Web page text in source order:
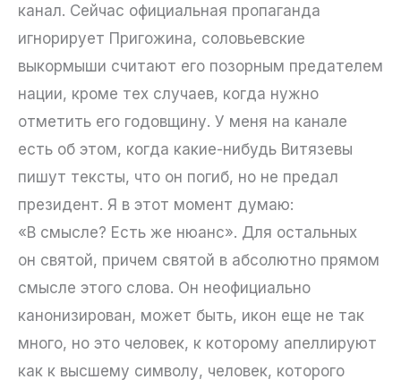
канал. Сейчас официальная пропаганда
игнорирует Пригожина, соловьевские
выкормыши считают его позорным предателем
нации, кроме тех случаев, когда нужно
отметить его годовщину. У меня на канале
есть об этом, когда какие-нибудь Витязевы
пишут тексты, что он погиб, но не предал
президент. Я в этот момент думаю:
«В смысле? Есть же нюанс». Для остальных
он святой, причем святой в абсолютно прямом
смысле этого слова. Он неофициально
канонизирован, может быть, икон еще не так
много, но это человек, к которому апеллируют
как к высшему символу, человек, которого